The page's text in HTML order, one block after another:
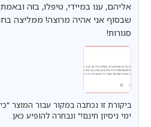
אליהם, ענו במיידי, טיפלו, בזה
שבסוף אני אהיה מרוצה! ממליצה
סגורות!
ימי ניסיון חינם!" ונבחרה להופיע כאן.